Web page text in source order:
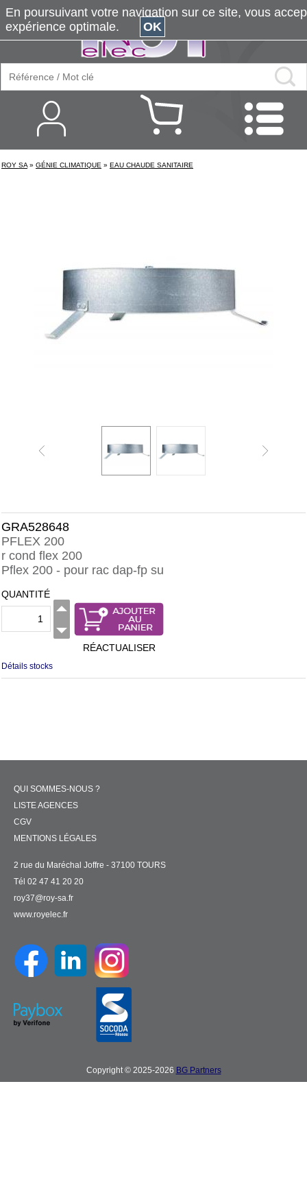
ROY SA » GÉNIE CLIMATIQUE » EAU CHAUDE SANITAIRE
GRA528648
PFLEX 200
r cond flex 200
Pflex 200 - pour rac dap-fp su
QUANTITÉ
RÉACTUALISER
Détails stocks
QUI SOMMES-NOUS ?
LISTE AGENCES
CGV
MENTIONS LÉGALES
2 rue du Maréchal Joffre - 37100 TOURS
Tél 02 47 41 20 20
roy37@roy-sa.fr
www.royelec.fr
Copyright © 2025-2026 BG Partners
En poursuivant votre navigation sur ce site, vous
expérience optimale.
OK